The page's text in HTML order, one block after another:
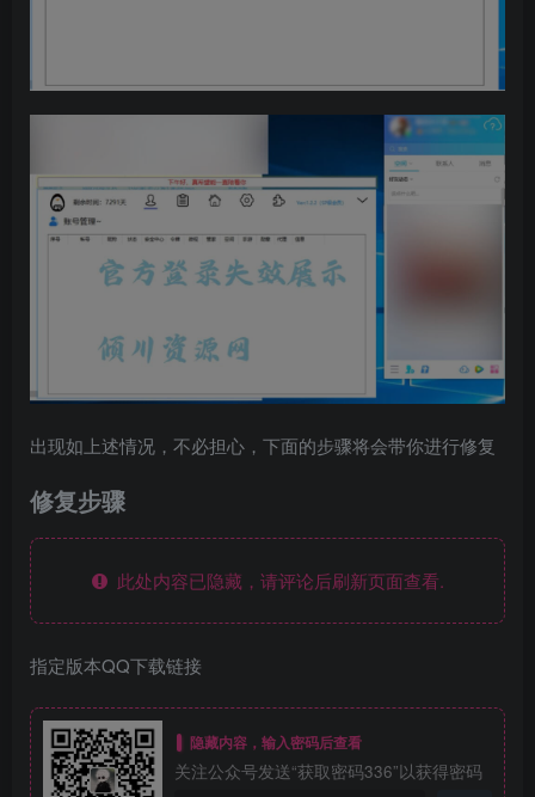
出现如上述情况，不必担心，下面的步骤将会带你进行修复
修复步骤
此处内容已隐藏，请评论后刷新页面查看.
指定版本QQ下载链接
隐藏内容，输入密码后查看
关注公众号发送“获取密码336”以获得密码